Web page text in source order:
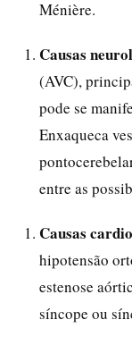
Ménière.
Causas
(AVC),
pode se
Enxaqueca
entre as
Causas
hipotensão
estenose
síncope ou